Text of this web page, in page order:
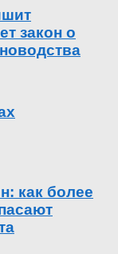
закон о
как более